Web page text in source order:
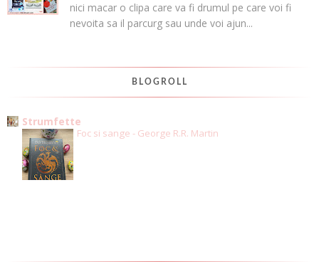
nici macar o clipa care va fi drumul pe care voi fi
nevoita sa il parcurg sau unde voi ajun...
BLOGROLL
Strumfette
Foc si sange - George R.R. Martin